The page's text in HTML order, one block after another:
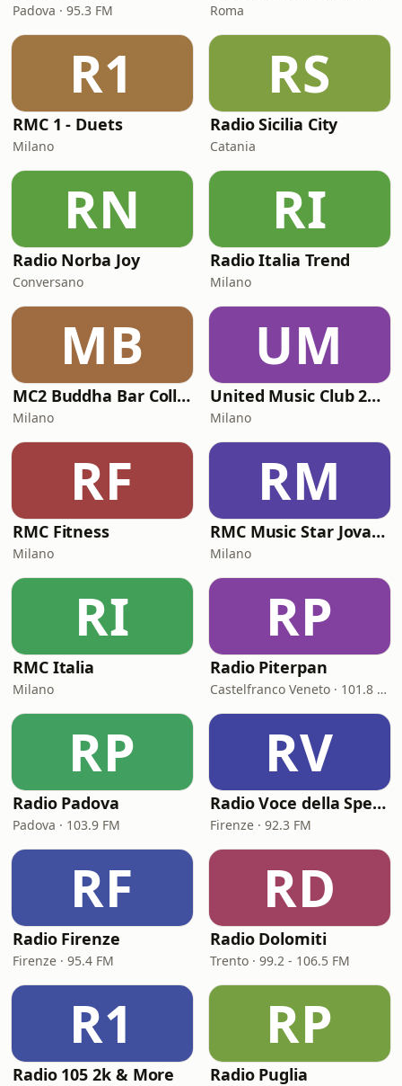
Padova · 95.3 FM Roma
R1
RMC 1 - Duets
Milano
RS
Radio Sicilia City
Catania
RN
Radio Norba Joy
Conversano
RI
Radio Italia Trend
Milano
MB
MC2 Buddha Bar Collection
Milano
UM
United Music Club 2000
Milano
RF
RMC Fitness
Milano
RM
RMC Music Star Jovanotti
Milano
RI
RMC Italia
Milano
RP
Radio Piterpan
Castelfranco Veneto · 101.8 FM
RP
Radio Padova
Padova · 103.9 FM
RV
Radio Voce della Speranza
Firenze · 92.3 FM
RF
Radio Firenze
Firenze · 95.4 FM
RD
Radio Dolomiti
Trento · 99.2 - 106.5 FM
R1
Radio 105 2k & More
RP
Radio Puglia